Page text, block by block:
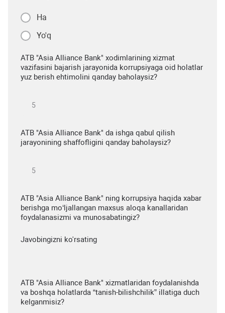
Ha
Yo'q
ATB "Asia Alliance Bank" xodimlarining xizmat
vazifasini bajarish jarayonida korrupsiyaga oid holatlar
yuz berish ehtimolini qanday baholaysiz?
ATB "Asia Alliance Bank" da ishga qabul qilish
jarayonining shaffofligini qanday baholaysiz?
ATB "Asia Alliance Bank" ning korrupsiya haqida xabar
berishga mo‘ljallangan maxsus aloqa kanallaridan
foydalanasizmi va munosabatingiz?
Javobingizni ko'rsating
ATB "Asia Alliance Bank" xizmatlaridan foydalanishda
va boshqa holatlarda “tanish-bilishchilik” illatiga duch
kelganmisiz?